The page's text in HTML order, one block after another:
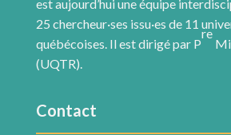
est aujourd’hui une équipe
25 chercheur·ses issu·es de 11
québécoises. Il est dirigé par P
re
(UQTR).
Contact